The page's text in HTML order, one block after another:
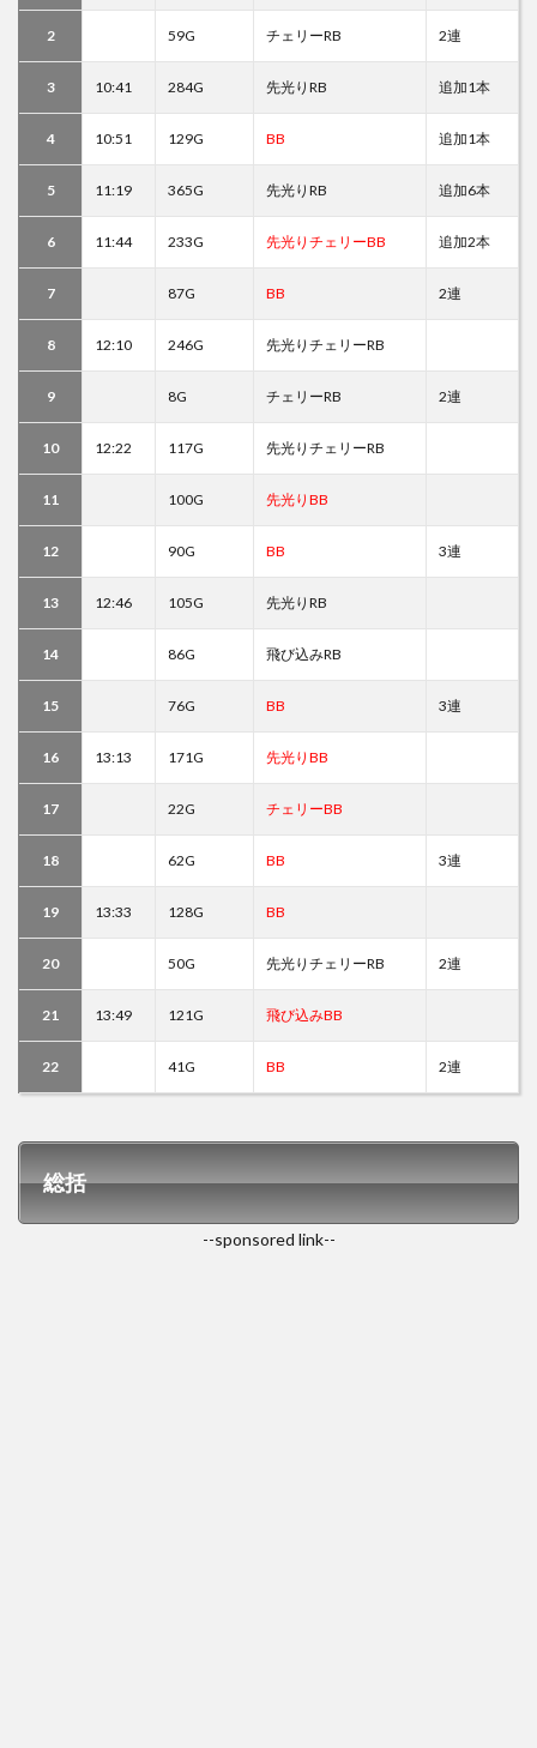
2 59G チェリーRB 2連
3 10:41 284G 先光りRB 追加1本
4 10:51 129G BB 追加1本
5 11:19 365G 先光りRB 追加6本
6 11:44 233G 先光りチェリーBB 追加2本
7 87G BB 2連
8 12:10 246G 先光りチェリーRB
9 8G チェリーRB 2連
10 12:22 117G 先光りチェリーRB
11 100G 先光りBB
12 90G BB 3連
13 12:46 105G 先光りRB
14 86G 飛び込みRB
15 76G BB 3連
16 13:13 171G 先光りBB
17 22G チェリーBB
18 62G BB 3連
19 13:33 128G BB
20 50G 先光りチェリーRB 2連
21 13:49 121G 飛び込みBB
22 41G BB 2連
総括
--sponsored link--